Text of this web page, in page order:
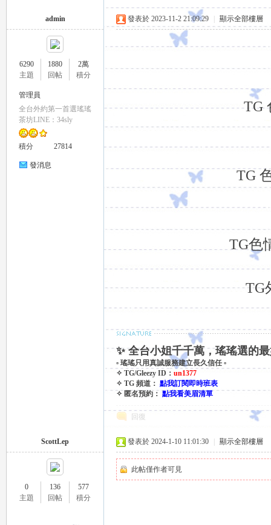
admin
6290
主題
1880
回帖
2萬
積分
管理員
全台外約第一首選瑤瑤
茶坊LINE：34sly
積分 27814
發消息
發表於 2023-11-2 21:09:29 顯示全部樓層
TG
TG
TG色
TG
✨ 全台小姐千千萬，瑤瑤選的
▫ 瑤瑤只用真誠服務建立長久信任 ▫
✧ TG/Gleezy ID： un1377
✧ TG 頻道： 點我訂閱即時班表
✧ 匿名預約： 點我看美眉清單
回復
ScottLep
0
主題
136
回帖
577
積分
發表於 2024-1-10 11:01:30 顯示全部樓層
此帖僅作者可見